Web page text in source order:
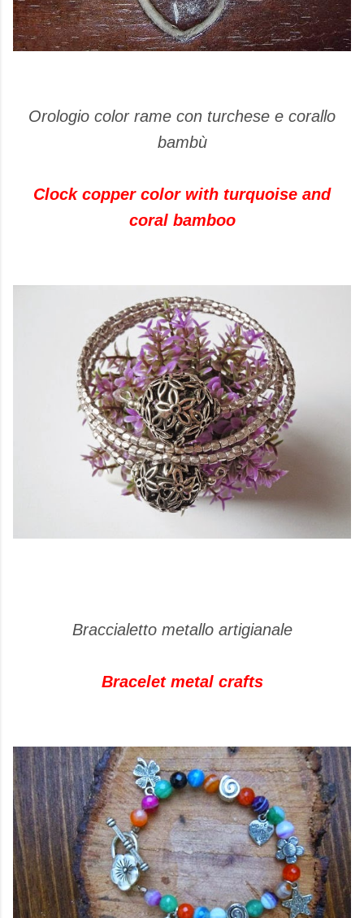
Orologio color rame con turchese e corallo
bambù
Clock copper color with turquoise and
coral bamboo
Braccialetto metallo artigianale
Bracelet metal crafts